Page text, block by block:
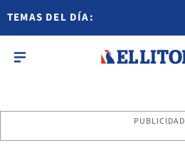
TEMAS DEL DÍA:
PUBLICIDAD